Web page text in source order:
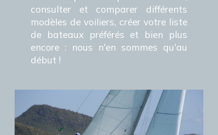
consulter et comparer différents
modèles de voiliers, créer votre liste
de bateaux préférés et bien plus
encore : nous n'en sommes qu'au
début !